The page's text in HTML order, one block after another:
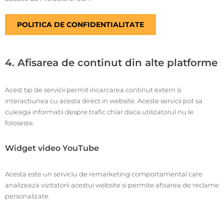
POLITICA DE CONFIDENTIALITATE
4. Afisarea de continut din alte platforme
Acest tip de servicii permit incarcarea continut extern si
interactiunea cu acesta direct in website. Aceste servicii pot sa
culeaga informatii despre trafic chiar daca utilizatorul nu le
foloseste.
Widget video YouTube
Acesta este un serviciu de remarketing comportamental care
analizeaza vizitatorii acestui website si permite afisarea de reclame
personalizate.